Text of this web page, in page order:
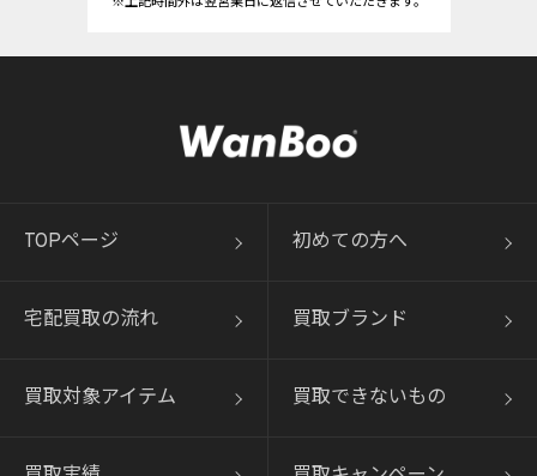
TOPページ 初めての方へ
宅配買取の流れ 買取ブランド
買取対象アイテム 買取できないもの